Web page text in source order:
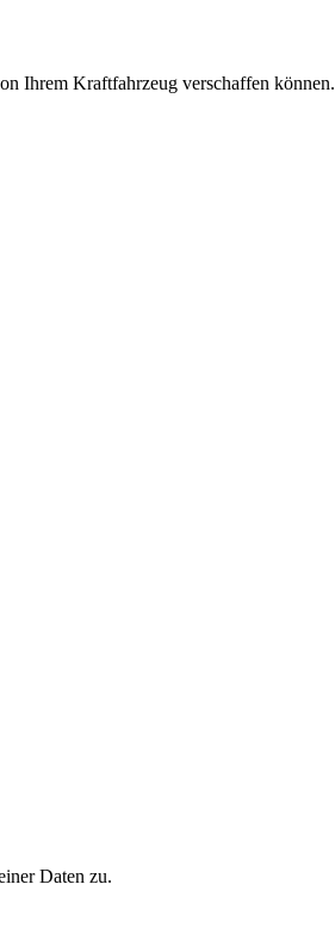
Ihrem Kraftfahrzeug verschaffen können.
Daten zu.